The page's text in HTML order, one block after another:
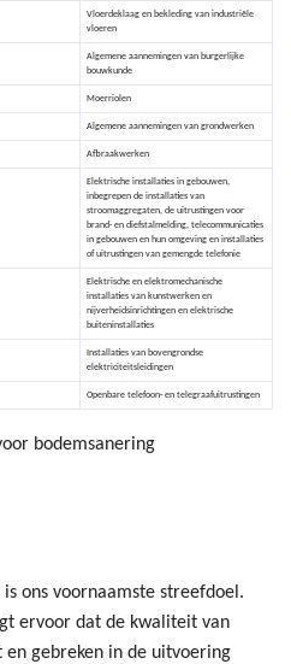
Vloerdeklaag en bekleding van industriële
vloeren
Algemene aannemingen van burgerlijke
bouwkunde
Moerriolen
Algemene aannemingen van grondwerken
Afbraakwerken
Elektrische installaties in gebouwen,
inbegrepen de installaties van
stroomaggregaten, de uitrustingen voor
brand- en diefstalmelding, telecommunicaties
in gebouwen en hun omgeving en installaties
of uitrustingen van gemengde telefonie
Elektrische en elektromechanische
installaties van kunstwerken en
nijverheidsinrichtingen en elektrische
buiteninstallaties
Installaties van bovengrondse
elektriciteitsleidingen
Openbare telefoon- en telegraafuitrustingen
bodemsanering
ons voornaamste streefdoel.
ervoor dat de kwaliteit van
gebreken in de uitvoering